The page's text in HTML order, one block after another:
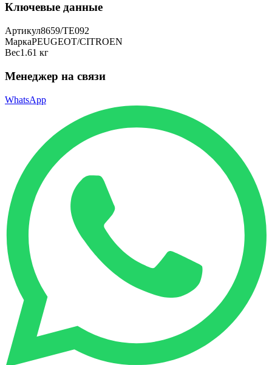
Ключевые данные
Артикул8659/TE092
МаркаPEUGEOT/CITROEN
Вес1.61 кг
Менеджер на связи
WhatsApp